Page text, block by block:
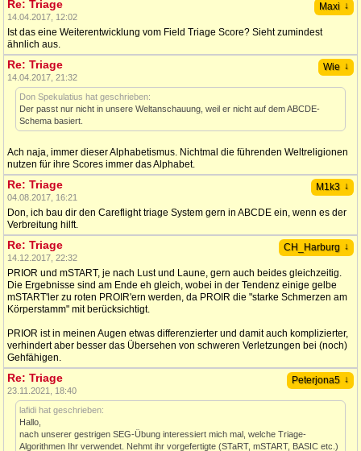
Maxi ↓
Re: Triage
14.04.2017, 12:02
Ist das eine Weiterentwicklung vom Field Triage Score? Sieht zumindest
ähnlich aus.
Wie ↓
Re: Triage
14.04.2017, 21:32
Don Spekulatius hat geschrieben:
Der passt nur nicht in unsere Weltanschauung, weil er nicht auf dem ABCDE-
Schema basiert.
Ach naja, immer dieser Alphabetismus. Nichtmal die führenden Weltreligionen
nutzen für ihre Scores immer das Alphabet.
M1k3 ↓
Re: Triage
04.08.2017, 16:21
Don, ich bau dir den Careflight triage System gern in ABCDE ein, wenn es der
Verbreitung hilft.
CH_Harburg ↓
Re: Triage
14.12.2017, 22:32
PRIOR und mSTART, je nach Lust und Laune, gern auch beides gleichzeitig.
Die Ergebnisse sind am Ende eh gleich, wobei in der Tendenz einige gelbe
mSTART'ler zu roten PROIR'ern werden, da PROIR die "starke Schmerzen am
Körperstamm" mit berücksichtigt.
PRIOR ist in meinen Augen etwas differenzierter und damit auch komplizierter,
verhindert aber besser das Übersehen von schweren Verletzungen bei (noch)
Gehfähigen.
Peterjona5 ↓
Re: Triage
23.11.2021, 18:40
lafidi hat geschrieben:
Hallo,
nach unserer gestrigen SEG-Übung interessiert mich mal, welche Triage-
Algorithmen Ihr verwendet. Nehmt ihr vorgefertigte (STaRT, mSTART, BASIC etc.)